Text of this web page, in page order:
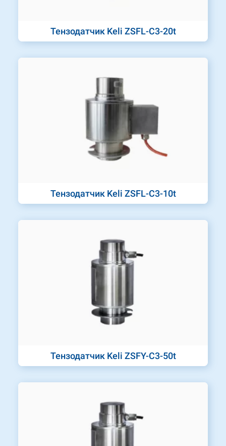
Тензодатчик Keli ZSFL-C3-20t
Тензодатчик Keli ZSFL-C3-10t
Тензодатчик Keli ZSFY-C3-50t